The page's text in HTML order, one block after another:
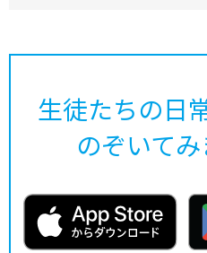
生徒たちの日
のぞいて